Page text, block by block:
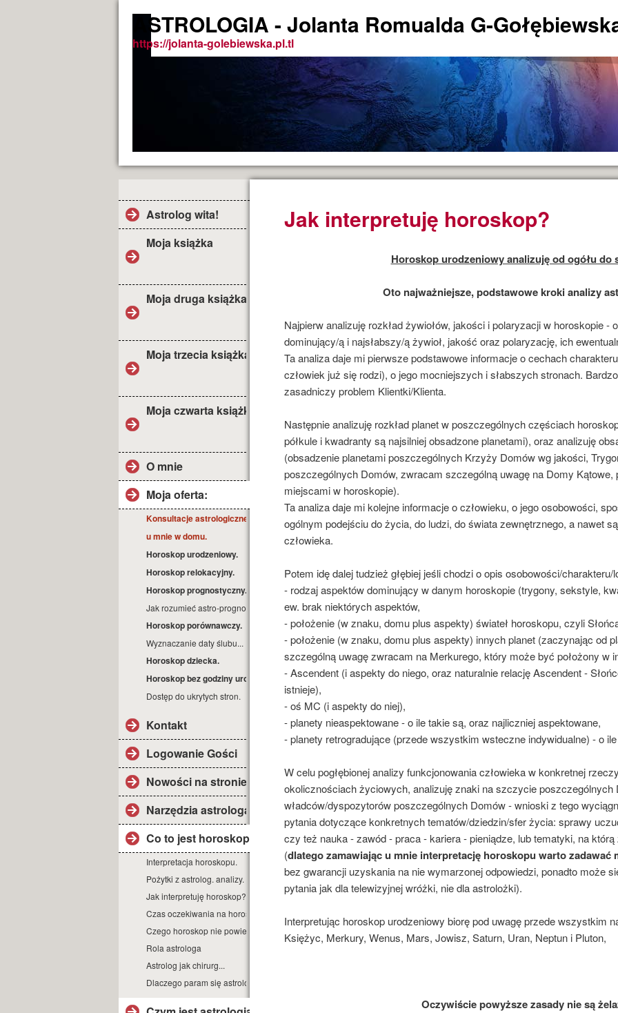
ASTROLOGIA - Jolanta Romualda G-
https://jolanta-golebiewska.pl.tl
Astrolog wita!
Moja książka
Moja druga książka
Moja trzecia książka
Moja czwarta książka
O mnie
Moja oferta:
Konsultacje astrologiczne
u mnie w domu.
Horoskop urodzeniowy.
Horoskop relokacyjny.
Horoskop prognostyczny.
Jak rozumieć astro-prognozę?
Horoskop porównawczy.
Wyznaczanie daty ślubu...
Horoskop dziecka.
Horoskop bez godziny urodz.
Dostęp do ukrytych stron.
Kontakt
Logowanie Gości
Nowości na stronie.
Narzędzia astrologa
Co to jest horoskop?
Interpretacja horoskopu.
Pożytki z astrolog. analizy.
Jak interpretuję horoskop?
Czas oczekiwania na horoskop.
Czego horoskop nie powie?
Rola astrologa
Astrolog jak chirurg...
Dlaczego param się astrologią?
Jak interpretuję horoskop?
Horoskop urodzeniowy analizuję od ogółu do
Oto najważniejsze, podstawowe kroki analizy
Najpierw analizuję rozkład żywiołów, jakości i polaryzacji w horoskopie -
dominujący/ą i najsłabszy/ą żywioł, jakość oraz polaryzację, ich
Ta analiza daje mi pierwsze podstawowe informacje o cechach
człowiek już się rodzi), o jego mocniejszych i słabszych stronach.
zasadniczy problem Klientki/Klienta.
Następnie analizuję rozkład planet w poszczególnych częściach
półkule i kwadranty są najsilniej obsadzone planetami), oraz analizuję
(obsadzenie planetami poszczególnych Krzyży Domów wg jakości,
poszczególnych Domów, zwracam szczególną uwagę na Domy
miejscami w horoskopie).
Ta analiza daje mi kolejne informacje o człowieku, o jego osobowości,
ogólnym podejściu do życia, do ludzi, do świata zewnętrznego, a nawet
człowieka.
Potem idę dalej tudzież głębiej jeśli chodzi o opis osobowości/charakteru/
- rodzaj aspektów dominujący w danym horoskopie (trygony, sekstyle,
ew. brak niektórych aspektów,
- położenie (w znaku, domu plus aspekty) świateł horoskopu, czyli
- położenie (w znaku, domu plus aspekty) innych planet (zaczynając od
szczególną uwagę zwracam na Merkurego, który może być położony w
- Ascendent (i aspekty do niego, oraz naturalnie relację Ascendent -
istnieje),
- oś MC (i aspekty do niej),
- planety nieaspektowane - o ile takie są, oraz najliczniej aspektowane,
- planety retrogradujące (przede wszystkim wsteczne indywidualne) - o
W celu pogłębionej analizy funkcjonowania człowieka w konkretnej
okolicznościach życiowych, analizuję znaki na szczycie poszczególnych
władców/dyspozytorów poszczególnych Domów - wnioski z tego
pytania dotyczące konkretnych tematów/dziedzin/sfer życia: sprawy
czy też nauka - zawód - praca - kariera - pieniądze, lub tematyki, na
(dlatego zamawiając u mnie interpretację horoskopu warto zadawać
bez gwarancji uzyskania na nie wymarzonej odpowiedzi, ponadto może
pytania jak dla telewizyjnej wróżki, nie dla astrolożki).
Interpretując horoskop urodzeniowy biorę pod uwagę przede wszystkim
Księżyc, Merkury, Wenus, Mars, Jowisz, Saturn, Uran, Neptun i Pluton,
Oczywiście powyższe zasady nie są